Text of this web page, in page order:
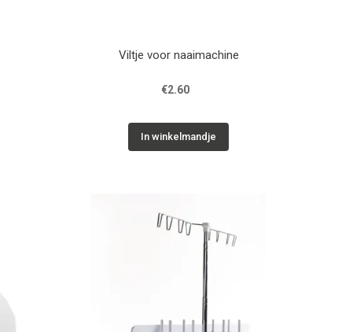
Viltje voor naaimachine
€2.60
In winkelmandje